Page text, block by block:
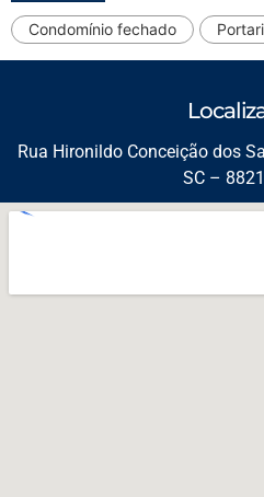
Condomínio fechado
Rua Hironildo Conceição dos
SC –